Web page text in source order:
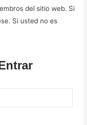
del sitio web. Si
Si usted no es